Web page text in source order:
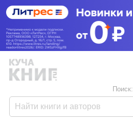
Поиск: